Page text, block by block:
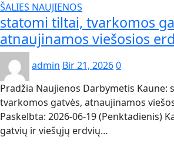
ŠALIES NAUJIENOS
statomi tiltai, tvarkomos
atnaujinamos viešosios
admin Bir 21, 20260
Pradžia Naujienos Darbymetis Kaune:
tvarkomos gatvės, atnaujinamos
Paskelbta: 2026-06-19 (Penktadienis)
gatvių ir viešųjų erdvių…